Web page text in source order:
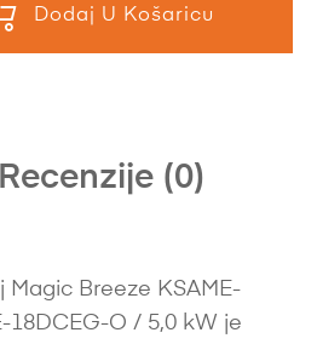
Dodaj U Košaricu
Recenzije (0)
Magic Breeze KSAME-
18DCEG-O / 5,0 kW je